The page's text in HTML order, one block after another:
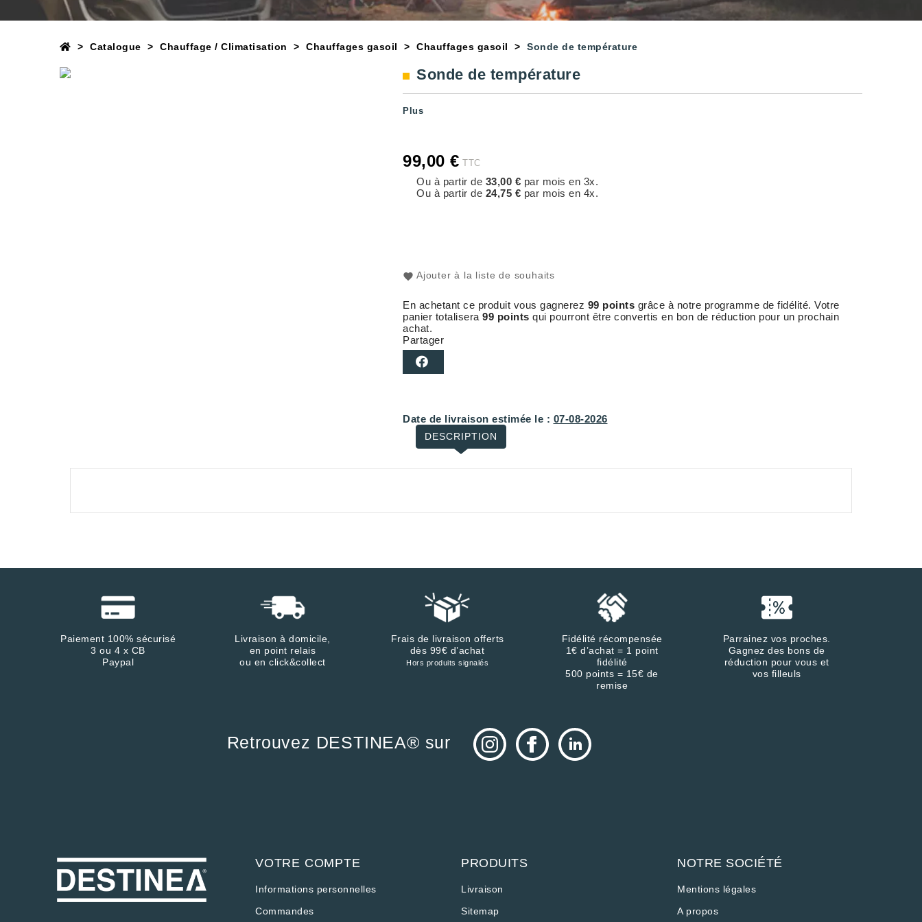
accompagner pendant votre visite...
C'est OK pour vous ?
Catalogue Chauffage / Climatisation Chauffages gasoil Chauffages gasoil Sonde de température
Sonde de température
Plus
99,00 € TTC
Ou à partir de 33,00 € par mois en 3x.
Ou à partir de 24,75 € par mois en 4x.
Ajouter à la liste de souhaits
En achetant ce produit vous gagnerez 99 points grâce à notre programme de fidélité. Votre
panier totalisera 99 points qui pourront être convertis en bon de réduction pour un prochain
achat.
Partager
Date de livraison estimée le : 07-08-2026
DESCRIPTION
Paiement 100% sécurisé
3 ou 4 x CB
Paypal
Livraison à domicile,
en point relais
ou en click&collect
Frais de livraison offerts
dès 99€ d’achat
Hors produits signalés
Fidélité récompensée
1€ d’achat = 1 point
fidélité
500 points = 15€ de
remise
Parrainez vos proches.
Gagnez des bons de
réduction pour vous et
vos filleuls
Retrouvez DESTINEA® sur
VOTRE COMPTE
Informations personnelles
Commandes
PRODUITS
Livraison
Sitemap
NOTRE SOCIÉTÉ
Mentions légales
A propos